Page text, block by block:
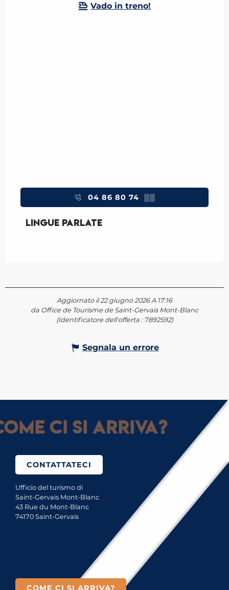
Vado in treno!
04 86 80 74 ▒▒
Lingue parlate
Lingue parlate
Aggiornato il 22 giugno 2026 A 17:16
da Office de Tourisme de Saint-Gervais Mont-Blanc
(Identificatore dell'offerta : 7892592)
Segnala un errore
ci si arriva?
CONTATTATECI
Ufficio del turismo di
Saint-Gervais Mont-Blanc
43 Rue du Mont-Blanc
74170 Saint-Gervais
COME CI SI ARRIVA?